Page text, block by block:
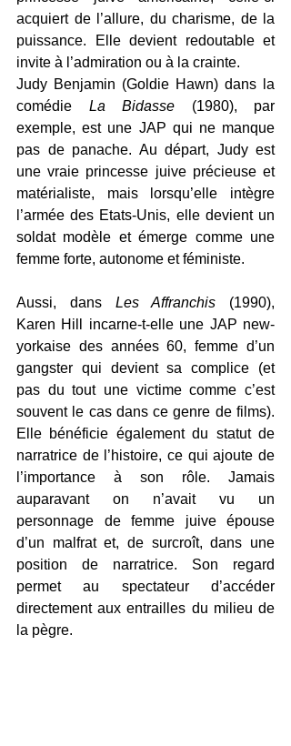
acquiert de l’allure, du charisme, de la
puissance. Elle devient redoutable et
invite à l’admiration ou à la crainte.
Judy Benjamin (Goldie Hawn) dans la
comédie La Bidasse (1980), par
exemple, est une JAP qui ne manque
pas de panache. Au départ, Judy est
une vraie princesse juive précieuse et
matérialiste, mais lorsqu’elle intègre
l’armée des Etats-Unis, elle devient un
soldat modèle et émerge comme une
femme forte, autonome et féministe.
Aussi, dans Les Affranchis (1990),
Karen Hill incarne-t-elle une JAP new-
yorkaise des années 60, femme d’un
gangster qui devient sa complice (et
pas du tout une victime comme c’est
souvent le cas dans ce genre de films).
Elle bénéficie également du statut de
narratrice de l’histoire, ce qui ajoute de
l’importance à son rôle. Jamais
auparavant on n’avait vu un
personnage de femme juive épouse
d’un malfrat et, de surcroît, dans une
position de narratrice. Son regard
permet au spectateur d’accéder
directement aux entrailles du milieu de
la pègre.